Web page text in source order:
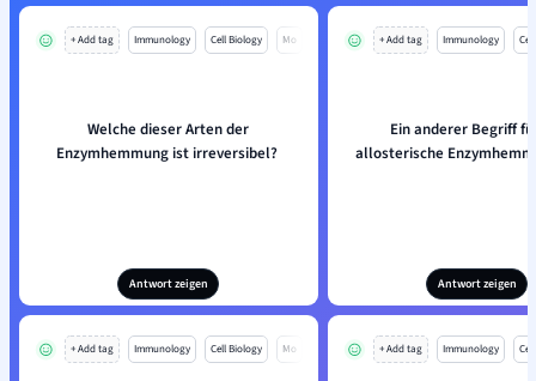
+ Add tag Immunology Cell Biology Mo
Welche dieser Arten der
Enzymhemmung ist irreversibel?
Antwort zeigen
+ Add tag Immunology
Ein anderer Begriff
allosterische
Antwort zeigen
+ Add tag Immunology Cell Biology Mo + Add tag Immunology